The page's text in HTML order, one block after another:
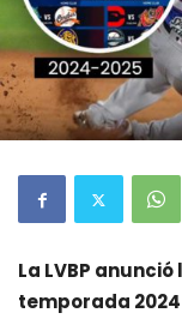
La LVBP
temporada